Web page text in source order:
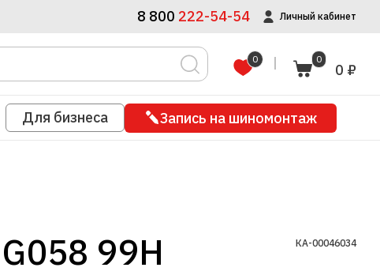
8 800 222-54-54 Личный кабинет
0 0
0 ₽
Для бизнеса Запись на шиномонтаж
99H КА-00046034